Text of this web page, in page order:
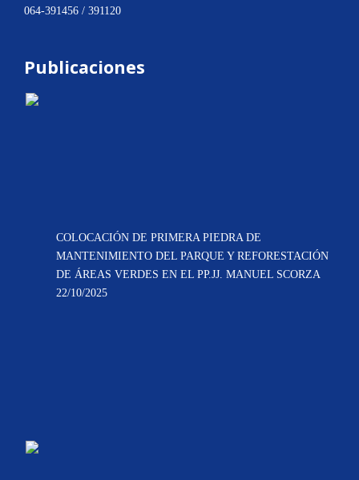
064-391456 / 391120
Publicaciones
COLOCACIÓN DE PRIMERA PIEDRA DE
MANTENIMIENTO DEL PARQUE Y REFORESTACIÓN
DE ÁREAS VERDES EN EL PP.JJ. MANUEL SCORZA
22/10/2025